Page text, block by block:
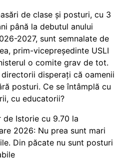
de clase și posturi, cu 3
până la debutul anului
2027, sunt semnalate de
prim-vicepreședinte USLI
o comite grav de tot.
directorii disperați că oamenii
posturi. Ce se întâmplă cu
cu educatorii?
de Istorie cu 9.70 la
2026: Nu prea sunt mari
Din păcate nu sunt posturi